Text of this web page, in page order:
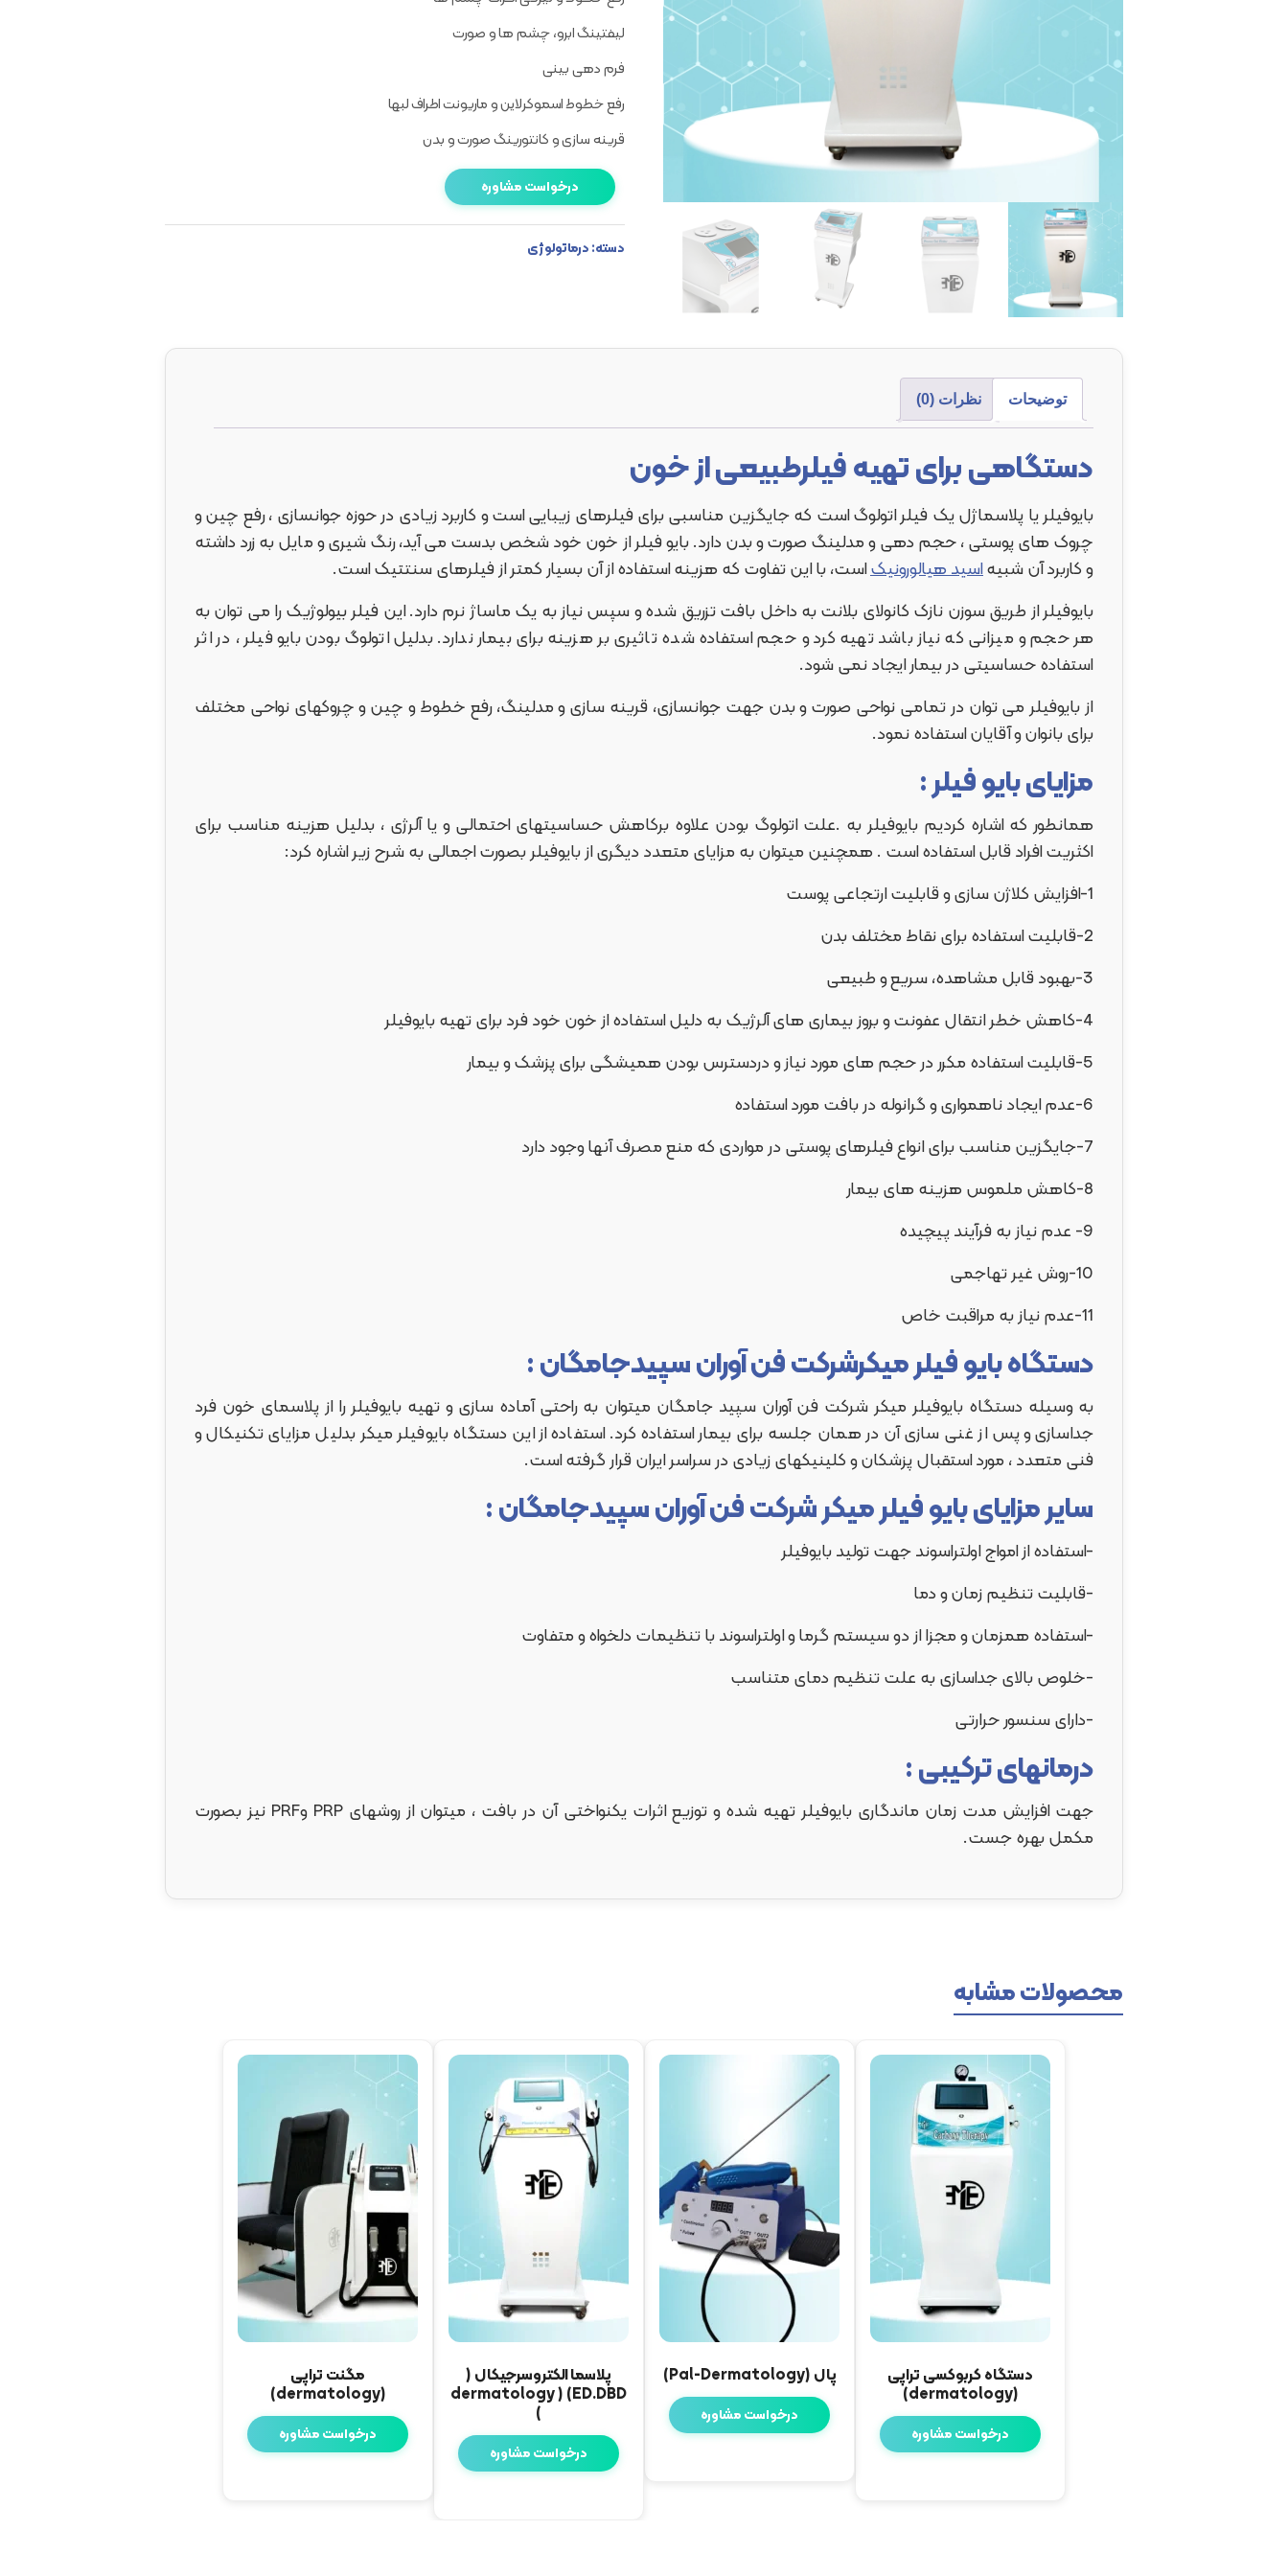
لیفتینگ ابرو، چشم ها و صورت
فرم دهی بینی
رفع خطوط اسموکرلاین و ماریونت اطراف لبها
قرینه سازی و کانتورینگ صورت و بدن
درخواست مشاوره
دسته:درماتولوژی
توضیحات نظرات (0)
دستگاهی برای تهیه فیلرطبیعی از خون
بایوفیلر یا پلاسماژل یک فیلر اتولوگ است که جایگزین مناسبی برای فیلرهای زیبایی است و کاربرد زیادی در حوزه جوانسازی ، رفع چین و
چروک های پوستی ، حجم دهی و مدلینگ صورت و بدن دارد. بایو فیلر از خون خود شخص بدست می آید، رنگ شیری و مایل به زرد داشته
و کاربرد آن شبیهاسید هیالورونیکاست، با این تفاوت که هزینه استفاده از آن بسیار کمتر از فیلرهای سنتتیک است.
بایوفیلر از طریق سوزن نازک کانولای بلانت به داخل بافت تزریق شده و سپس نیاز به یک ماساژ نرم دارد. این فیلر بیولوژیک را می توان به
هر حجم و میزانی که نیاز باشد تهیه کرد و حجم استفاده شده تاثیری بر هزینه برای بیمار ندارد. بدلیل اتولوگ بودن بایو فیلر ، در اثر
استفاده حساسیتی در بیمار ایجاد نمی شود.
از بایوفیلر می توان در تمامی نواحی صورت و بدن جهت جوانسازی، قرینه سازی و مدلینگ، رفع خطوط و چین و چروکهای نواحی مختلف
برای بانوان و آقایان استفاده نمود.
مزایای بایو فیلر :
همانطور که اشاره کردیم بایوفیلر به .علت اتولوگ بودن علاوه برکاهش حساسیتهای احتمالی و یا آلرژی ، بدلیل هزینه مناسب برای
اکثریت افراد قابل استفاده است . همچنین میتوان به مزایای متعدد دیگری از بایوفیلر بصورت اجمالی به شرح زیر اشاره کرد:
1-افزایش کلاژن سازی و قابلیت ارتجاعی پوست
2-قابلیت استفاده برای نقاط مختلف بدن
3-بهبود قابل مشاهده، سریع و طبیعی
4-کاهش خطر انتقال عفونت و بروز بیماری های آلرژیک به دلیل استفاده از خون خود فرد برای تهیه بایوفیلر
5-قابلیت استفاده مکرر در حجم های مورد نیاز و دردسترس بودن همیشگی برای پزشک و بیمار
6-عدم ایجاد ناهمواری و گرانوله در بافت مورد استفاده
7-جایگزین مناسب برای انواع فیلرهای پوستی در مواردی که منع مصرف آنها وجود دارد
8-کاهش ملموس هزینه های بیمار
9- عدم نیاز به فرآیند پیچیده
10-روش غیر تهاجمی
11-عدم نیاز به مراقبت خاص
دستگاه بایو فیلر میکرشرکت فن آوران سپیدجامگان :
به وسیله دستگاه بایوفیلر میکر شرکت فن آوران سپید جامگان میتوان به راحتی آماده سازی و تهیه بایوفیلر را از پلاسمای خون فرد
جداسازی و پس از غنی سازی آن در همان جلسه برای بیمار استفاده کرد. استفاده از این دستگاه بایوفیلر میکر بدلیل مزایای تکنیکال و
فنی متعدد ، مورد استقبال پزشکان و کلینیکهای زیادی در سراسر ایران قرار گرفته است.
سایر مزایای بایو فیلر میکر شرکت فن آوران سپیدجامگان :
-استفاده از امواج اولتراسوند جهت تولید بایوفیلر
-قابلیت تنظیم زمان و دما
-استفاده همزمان و مجزا از دو سیستم گرما و اولتراسوند با تنظیمات دلخواه و متفاوت
-خلوص بالای جداسازی به علت تنظیم دمای متناسب
-دارای سنسور حرارتی
درمانهای ترکیبی :
جهت افزایش مدت زمان ماندگاری بایوفیلر تهیه شده و توزیع اثرات یکنواختی آن در بافت ، میتوان از روشهای PRP وPRF نیز بصورت
مکمل بهره جست.
محصولات مشابه
دستگاه کربوکسی تراپی
(dermatology)
درخواست مشاوره
پال (Pal-Dermatology)
درخواست مشاوره
پلاسما الکتروسرجیکال (
ED.DBD) ( dermatology
)
درخواست مشاوره
مگنت تراپی
(dermatology)
درخواست مشاوره